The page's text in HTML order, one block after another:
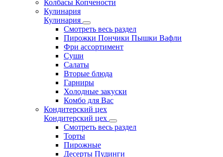
Колбасы Копчености
Кулинария
Кулинария
Смотреть весь раздел
Пирожки Пончики Пышки Вафли
Фри ассортимент
Суши
Салаты
Вторые блюда
Гарниры
Холодные закуски
Комбо для Вас
Кондитерский цех
Кондитерский цех
Смотреть весь раздел
Торты
Пирожные
Десерты Пудинги